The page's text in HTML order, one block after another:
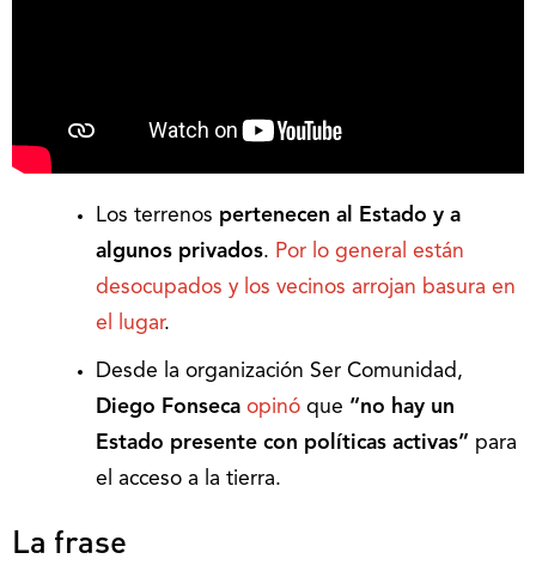
Los terrenos pertenecen al Estado y a
algunos privados. Por lo general están
desocupados y los vecinos arrojan basura en
el lugar.
Desde la organización Ser Comunidad,
Diego Fonseca opinó que “no hay un
Estado presente con políticas activas” para
el acceso a la tierra.
La frase